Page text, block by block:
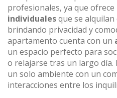
profesionales, ya que ofrece
individualesque se
brindando privacidad y
apartamento cuenta con un
un espacio perfecto para
o relajarse tras un largo día.
un solo ambiente con un
interacciones entre los